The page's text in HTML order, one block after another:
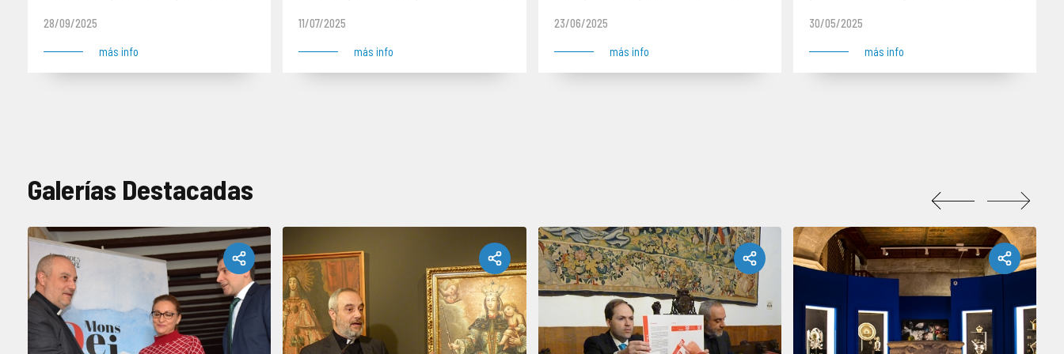
conservación y estudio
28/09/2025
más info
de monumentos
11/07/2025
más info
pintados” en el Museo Diocesano
23/06/2025
más info
La Magdalena
30/05/2025
más info
Galerías Destacadas